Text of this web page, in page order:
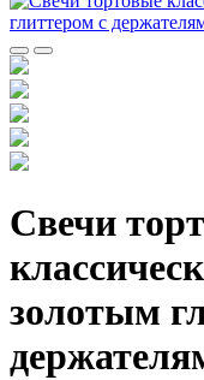
Свечи
золотым